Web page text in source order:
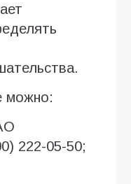
можно:
222-05-50;